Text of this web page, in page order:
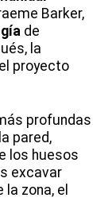
Barker,
de
la
proyecto
profundas
pared,
los huesos
excavar
zona, el